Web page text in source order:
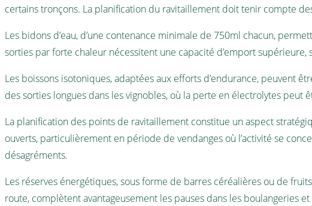
certains tronçons. La planification du ravitaillement doit tenir compte
Les bidons d’eau, d’une contenance minimale de 750ml chacun,
sorties par forte chaleur nécessitent une capacité d’emport supérieure,
Les boissons isotoniques, adaptées aux efforts d’endurance, peuvent
des sorties longues dans les vignobles, où la perte en électrolytes peut
La planification des points de ravitaillement constitue un aspect
ouverts, particulièrement en période de vendanges où l’activité se
désagréments.
Les réserves énergétiques, sous forme de barres céréalières ou de
route, complètent avantageusement les pauses dans les boulangeries